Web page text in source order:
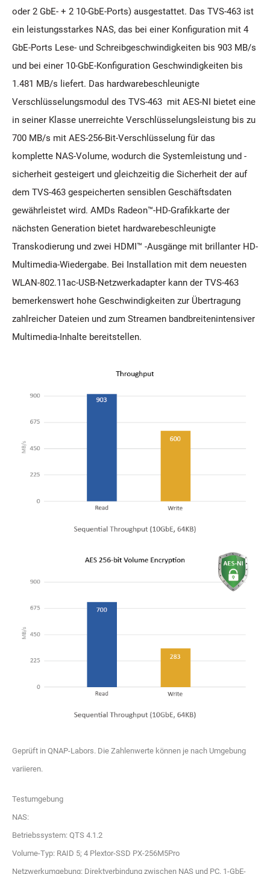
oder 2 GbE- + 2 10-GbE-Ports) ausgestattet. Das TVS-463 ist
ein leistungsstarkes NAS, das bei einer Konfiguration mit 4
GbE-Ports Lese- und Schreibgeschwindigkeiten bis 903 MB/s
und bei einer 10-GbE-Konfiguration Geschwindigkeiten bis
1.481 MB/s liefert. Das hardwarebeschleunigte
Verschlüsselungsmodul des TVS-463 mit AES-NI bietet eine
in seiner Klasse unerreichte Verschlüsselungsleistung bis zu
700 MB/s mit AES-256-Bit-Verschlüsselung für das
komplette NAS-Volume, wodurch die Systemleistung und -
sicherheit gesteigert und gleichzeitig die Sicherheit der auf
dem TVS-463 gespeicherten sensiblen Geschäftsdaten
gewährleistet wird. AMDs Radeon™-HD-Grafikkarte der
nächsten Generation bietet hardwarebeschleunigte
Transkodierung und zwei HDMI™ -Ausgänge mit brillanter HD-
Multimedia-Wiedergabe. Bei Installation mit dem neuesten
WLAN-802.11ac-USB-Netzwerkadapter kann der TVS-463
bemerkenswert hohe Geschwindigkeiten zur Übertragung
zahlreicher Dateien und zum Streamen bandbreitenintensiver
Multimedia-Inhalte bereitstellen.
Geprüft in QNAP-Labors. Die Zahlenwerte können je nach Umgebung
variieren.
Testumgebung
NAS:
Betriebssystem: QTS 4.1.2
Volume-Typ: RAID 5; 4 Plextor-SSD PX-256M5Pro
Netzwerkumgebung: Direktverbindung zwischen NAS und PC, 1-GbE-